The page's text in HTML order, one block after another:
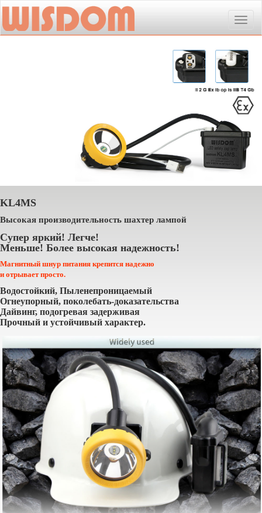
Toggle
KL4MS
Высокая производительность шахтер лампой
Супер яркий! Легче!
Меньше! Более высокая надежность!
Магнитный шнур питания крепится надежно
и отрывает просто.
Водостойкий, Пыленепроницаемый
Огнеупорный, поколебать-доказательства
Дайвинг, подогревая задерживая
Прочный и устойчивый характер.